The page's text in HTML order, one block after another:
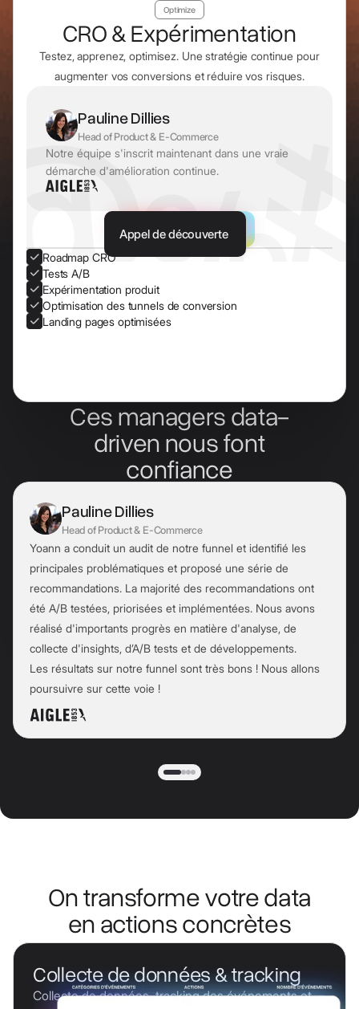
Optimize
CRO & Expérimentation
Testez, apprenez, optimisez. Une stratégie continue pour
augmenter vos conversions et réduire vos risques.
Pauline Dillies
Head of Product & E-Commerce
Notre équipe s'inscrit maintenant dans une vraie
démarche d'amélioration continue.
Appel de découverte
Roadmap CRO
Tests A/B
Expérimentation produit
Optimisation des tunnels de conversion
Landing pages optimisées
Ces managers data-
driven nous font
confiance
Pauline Dillies
Head of Product & E-Commerce
Yoann a conduit un audit de notre funnel et identifié les
principales problématiques et proposé une série de
recommandations. La majorité des recommandations ont
été A/B testées, priorisées et implémentées. Nous avons
réalisé d'importants progrès en matière d'analyse, de
collecte d'insights, d’A/B tests et de développements.
Les résultats sur notre funnel sont très bons ! Nous allons
poursuivre sur cette voie !
On transforme votre data
en actions concrètes
Collecte de données & tracking
Collecte de données, tracking des événements et